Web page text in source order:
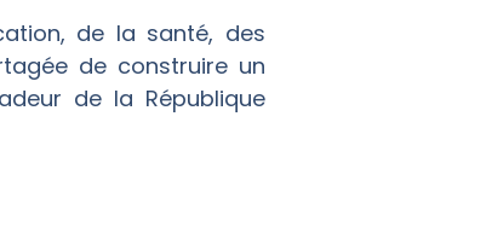
de la santé, des
de construire un
de la République